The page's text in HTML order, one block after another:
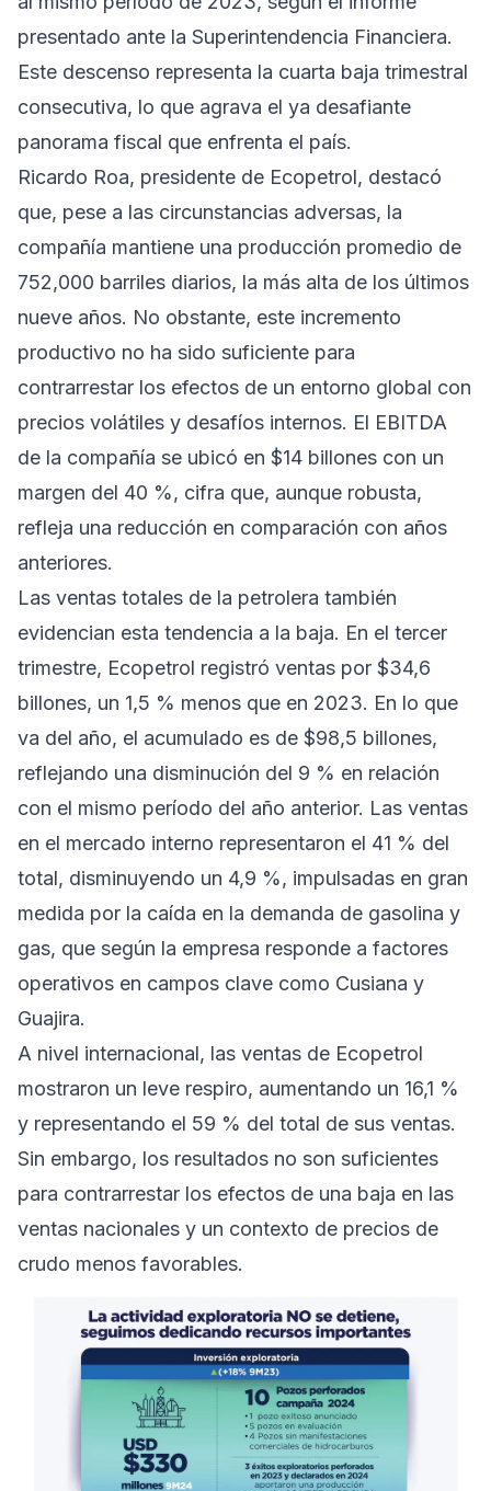
presentado ante la Superintendencia Financiera.
Este descenso representa la cuarta baja trimestral
consecutiva, lo que agrava el ya desafiante
panorama fiscal que enfrenta el país.
Ricardo Roa, presidente de Ecopetrol, destacó
que, pese a las circunstancias adversas, la
compañía mantiene una producción promedio de
752,000 barriles diarios, la más alta de los últimos
nueve años. No obstante, este incremento
productivo no ha sido suficiente para
contrarrestar los efectos de un entorno global con
precios volátiles y desafíos internos. El EBITDA
de la compañía se ubicó en $14 billones con un
margen del 40 %, cifra que, aunque robusta,
refleja una reducción en comparación con años
anteriores.
Las ventas totales de la petrolera también
evidencian esta tendencia a la baja. En el tercer
trimestre, Ecopetrol registró ventas por $34,6
billones, un 1,5 % menos que en 2023. En lo que
va del año, el acumulado es de $98,5 billones,
reflejando una disminución del 9 % en relación
con el mismo período del año anterior. Las ventas
en el mercado interno representaron el 41 % del
total, disminuyendo un 4,9 %, impulsadas en gran
medida por la caída en la demanda de gasolina y
gas, que según la empresa responde a factores
operativos en campos clave como Cusiana y
Guajira.
A nivel internacional, las ventas de Ecopetrol
mostraron un leve respiro, aumentando un 16,1 %
y representando el 59 % del total de sus ventas.
Sin embargo, los resultados no son suficientes
para contrarrestar los efectos de una baja en las
ventas nacionales y un contexto de precios de
crudo menos favorables.